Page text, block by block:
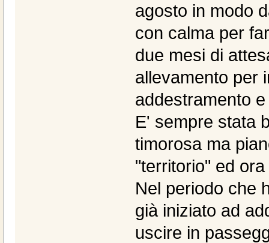
agosto in modo
con calma per
due mesi di
allevamento per
addestramento
E' sempre stata
timorosa ma
"territorio" ed
Nel periodo che
già iniziato ad
uscire in